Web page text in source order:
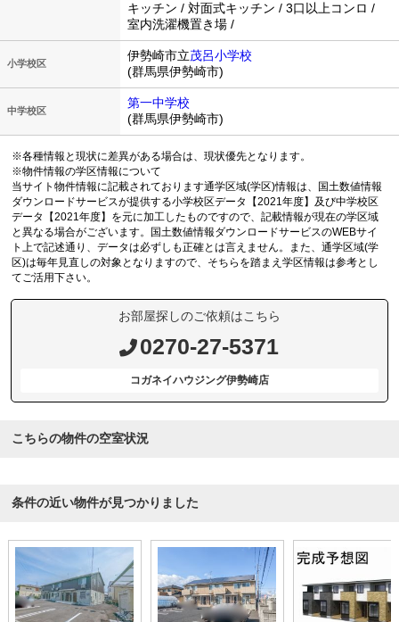
キッチン / 対面式キッチン / 3口以上コンロ /
室内洗濯機置き場 /
小学校区
伊勢崎市立茂呂小学校
(群馬県伊勢崎市)
中学校区
第一中学校
(群馬県伊勢崎市)
※各種情報と現状に差異がある場合は、現状優先となります。
※物件情報の学区情報について
当サイト物件情報に記載されております通学区域(学区)情報は、国土数値情報
ダウンロードサービスが提供する小学校区データ【2021年度】及び中学校区
データ【2021年度】を元に加工したものですので、記載情報が現在の学区域
と異なる場合がございます。国土数値情報ダウンロードサービスのWEBサイ
ト上で記述通り、データは必ずしも正確とは言えません。また、通学区域(学
区)は毎年見直しの対象となりますので、そちらを踏まえ学区情報は参考とし
てご活用下さい。
お部屋探しのご依頼はこちら
0270-27-5371
コガネイハウジング伊勢崎店
こちらの物件の空室状況
条件の近い物件が見つかりました